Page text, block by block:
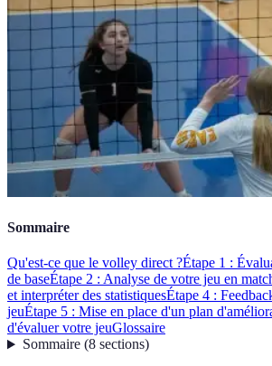
Sommaire
Qu'est-ce que le volley direct ?Étape 1 :
de baseÉtape 2 : Analyse de votre jeu en
et interpréter des statistiquesÉtape 4 :
jeuÉtape 5 : Mise en place d'un plan
d'évaluer votre jeuGlossaire
Sommaire(8 sections)